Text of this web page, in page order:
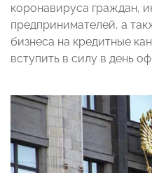
коронавируса граждан,
предпринимателей, а
бизнеса на кредитные
вступить в силу в день